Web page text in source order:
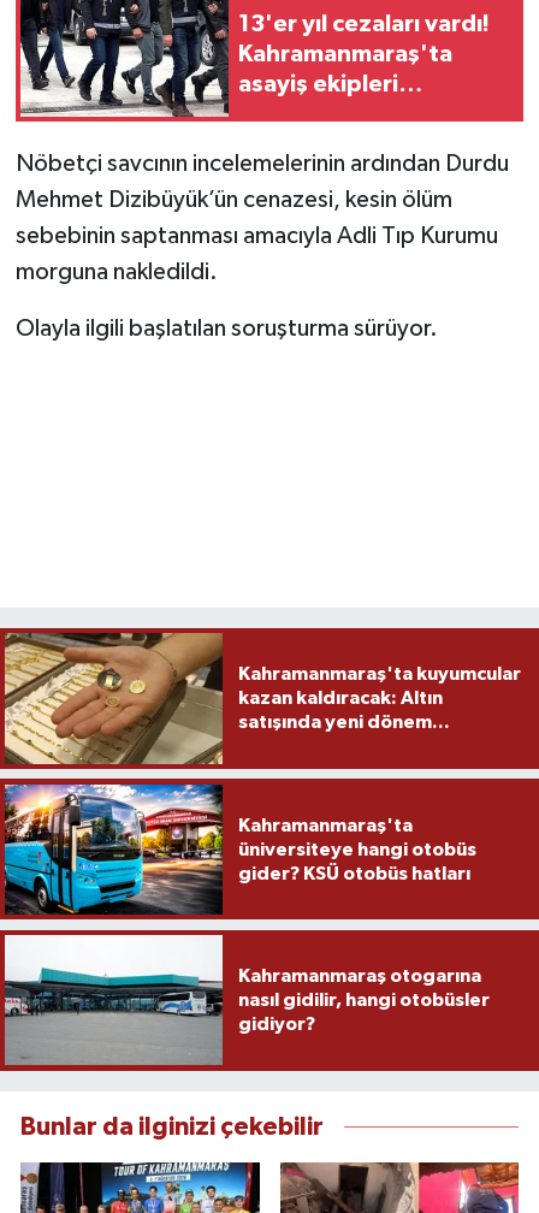
13'er yıl cezaları vardı!
Kahramanmaraş'ta
asayiş ekipleri
Nöbetçi savcının incelemelerinin ardından Durdu
Mehmet Dizibüyük’ün cenazesi, kesin ölüm
sebebinin saptanması amacıyla Adli Tıp Kurumu
morguna nakledildi.
Olayla ilgili başlatılan soruşturma sürüyor.
Kahramanmaraş'ta kuyumcular
kazan kaldıracak: Altın
satışında yeni dönem...
Kahramanmaraş'ta
üniversiteye hangi otobüs
gider? KSÜ otobüs hatları
Kahramanmaraş otogarına
nasıl gidilir, hangi otobüsler
gidiyor?
Bunlar da ilginizi çekebilir